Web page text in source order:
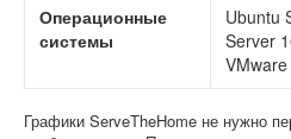
Операционные
системы
Ubuntu
Server
Графики ServeTheHome не нужно